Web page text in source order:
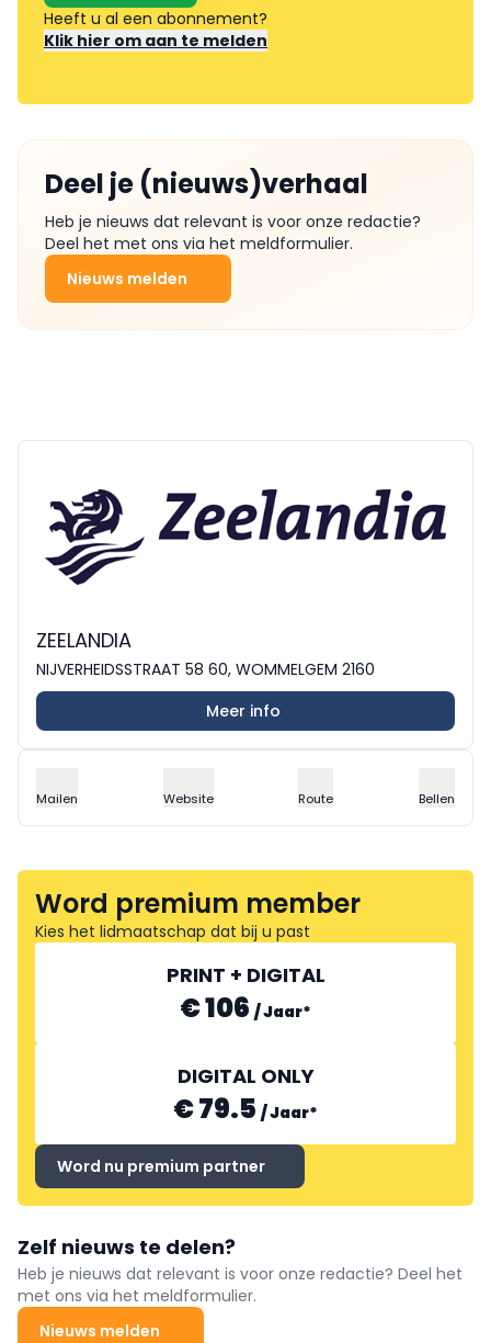
Heeft u al een abonnement?
Klik hier om aan te melden
Deel je (nieuws)verhaal
Heb je nieuws dat relevant is voor onze redactie?
Deel het met ons via het meldformulier.
Nieuws melden
ZEELANDIA
NIJVERHEIDSSTRAAT 58 60, WOMMELGEM 2160
Meer info
Mailen Website Route Bellen
Word premium member
Kies het lidmaatschap dat bij u past
PRINT + DIGITAL
€ 106 /Jaar*
DIGITAL ONLY
€ 79.5 /Jaar*
Word nu premium partner
Zelf nieuws te delen?
Heb je nieuws dat relevant is voor onze redactie? Deel het
met ons via het meldformulier.
Nieuws melden